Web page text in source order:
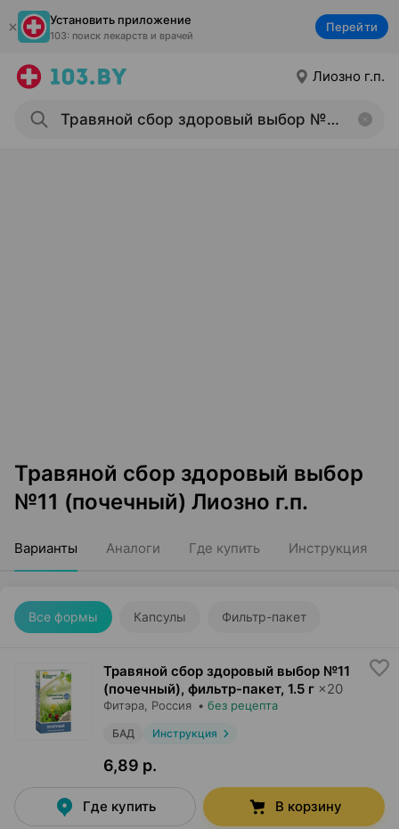
Установить приложение
103: поиск лекарств и врачей
Перейти
Лиозно г.п.
Травяной сбор здоровый выбор
№11 (почечный) Лиозно г.п.
Варианты Аналоги Где купить Инструкция
Все формы Капсулы Фильтр-пакет
Травяной сбор здоровый выбор №11
(почечный), фильтр-пакет, 1.5 г ×20
Фитэра , Россия • без рецепта
БАД Инструкция
6,89 р.
Где купить В корзину